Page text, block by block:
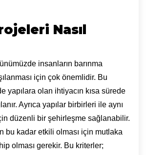
Nasıl
insanların barınma
için çok önemlidir. Bu
yapılara olan ihtiyacın kısa sürede
Ayrıca yapılar birbirleri ile aynı
düzenli bir şehirleşme sağlanabilir.
bu kadar etkili olması için mutlaka
olması gerekir. Bu kriterler;